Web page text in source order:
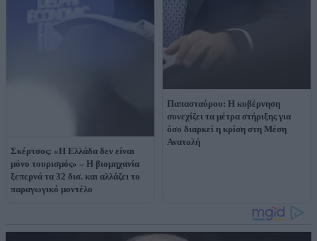
Σκέρτσος: «Η Ελλάδα δεν είναι
μόνο τουρισμός» – Η βιομηχανία
ξεπερνά τα 32 δισ. και αλλάζει το
παραγωγικό μοντέλο
Παπασταύρου: Η κυβέρνηση
συνεχίζει τα μέτρα στήριξης για
όσο διαρκεί η κρίση στη Μέση
Ανατολή